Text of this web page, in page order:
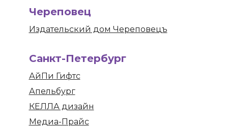
Череповец
Издательский дом Череповецъ
Санкт-Петербург
АйПи Гифтс
Апельбург
КЕЛЛА дизайн
Медиа-Прайс